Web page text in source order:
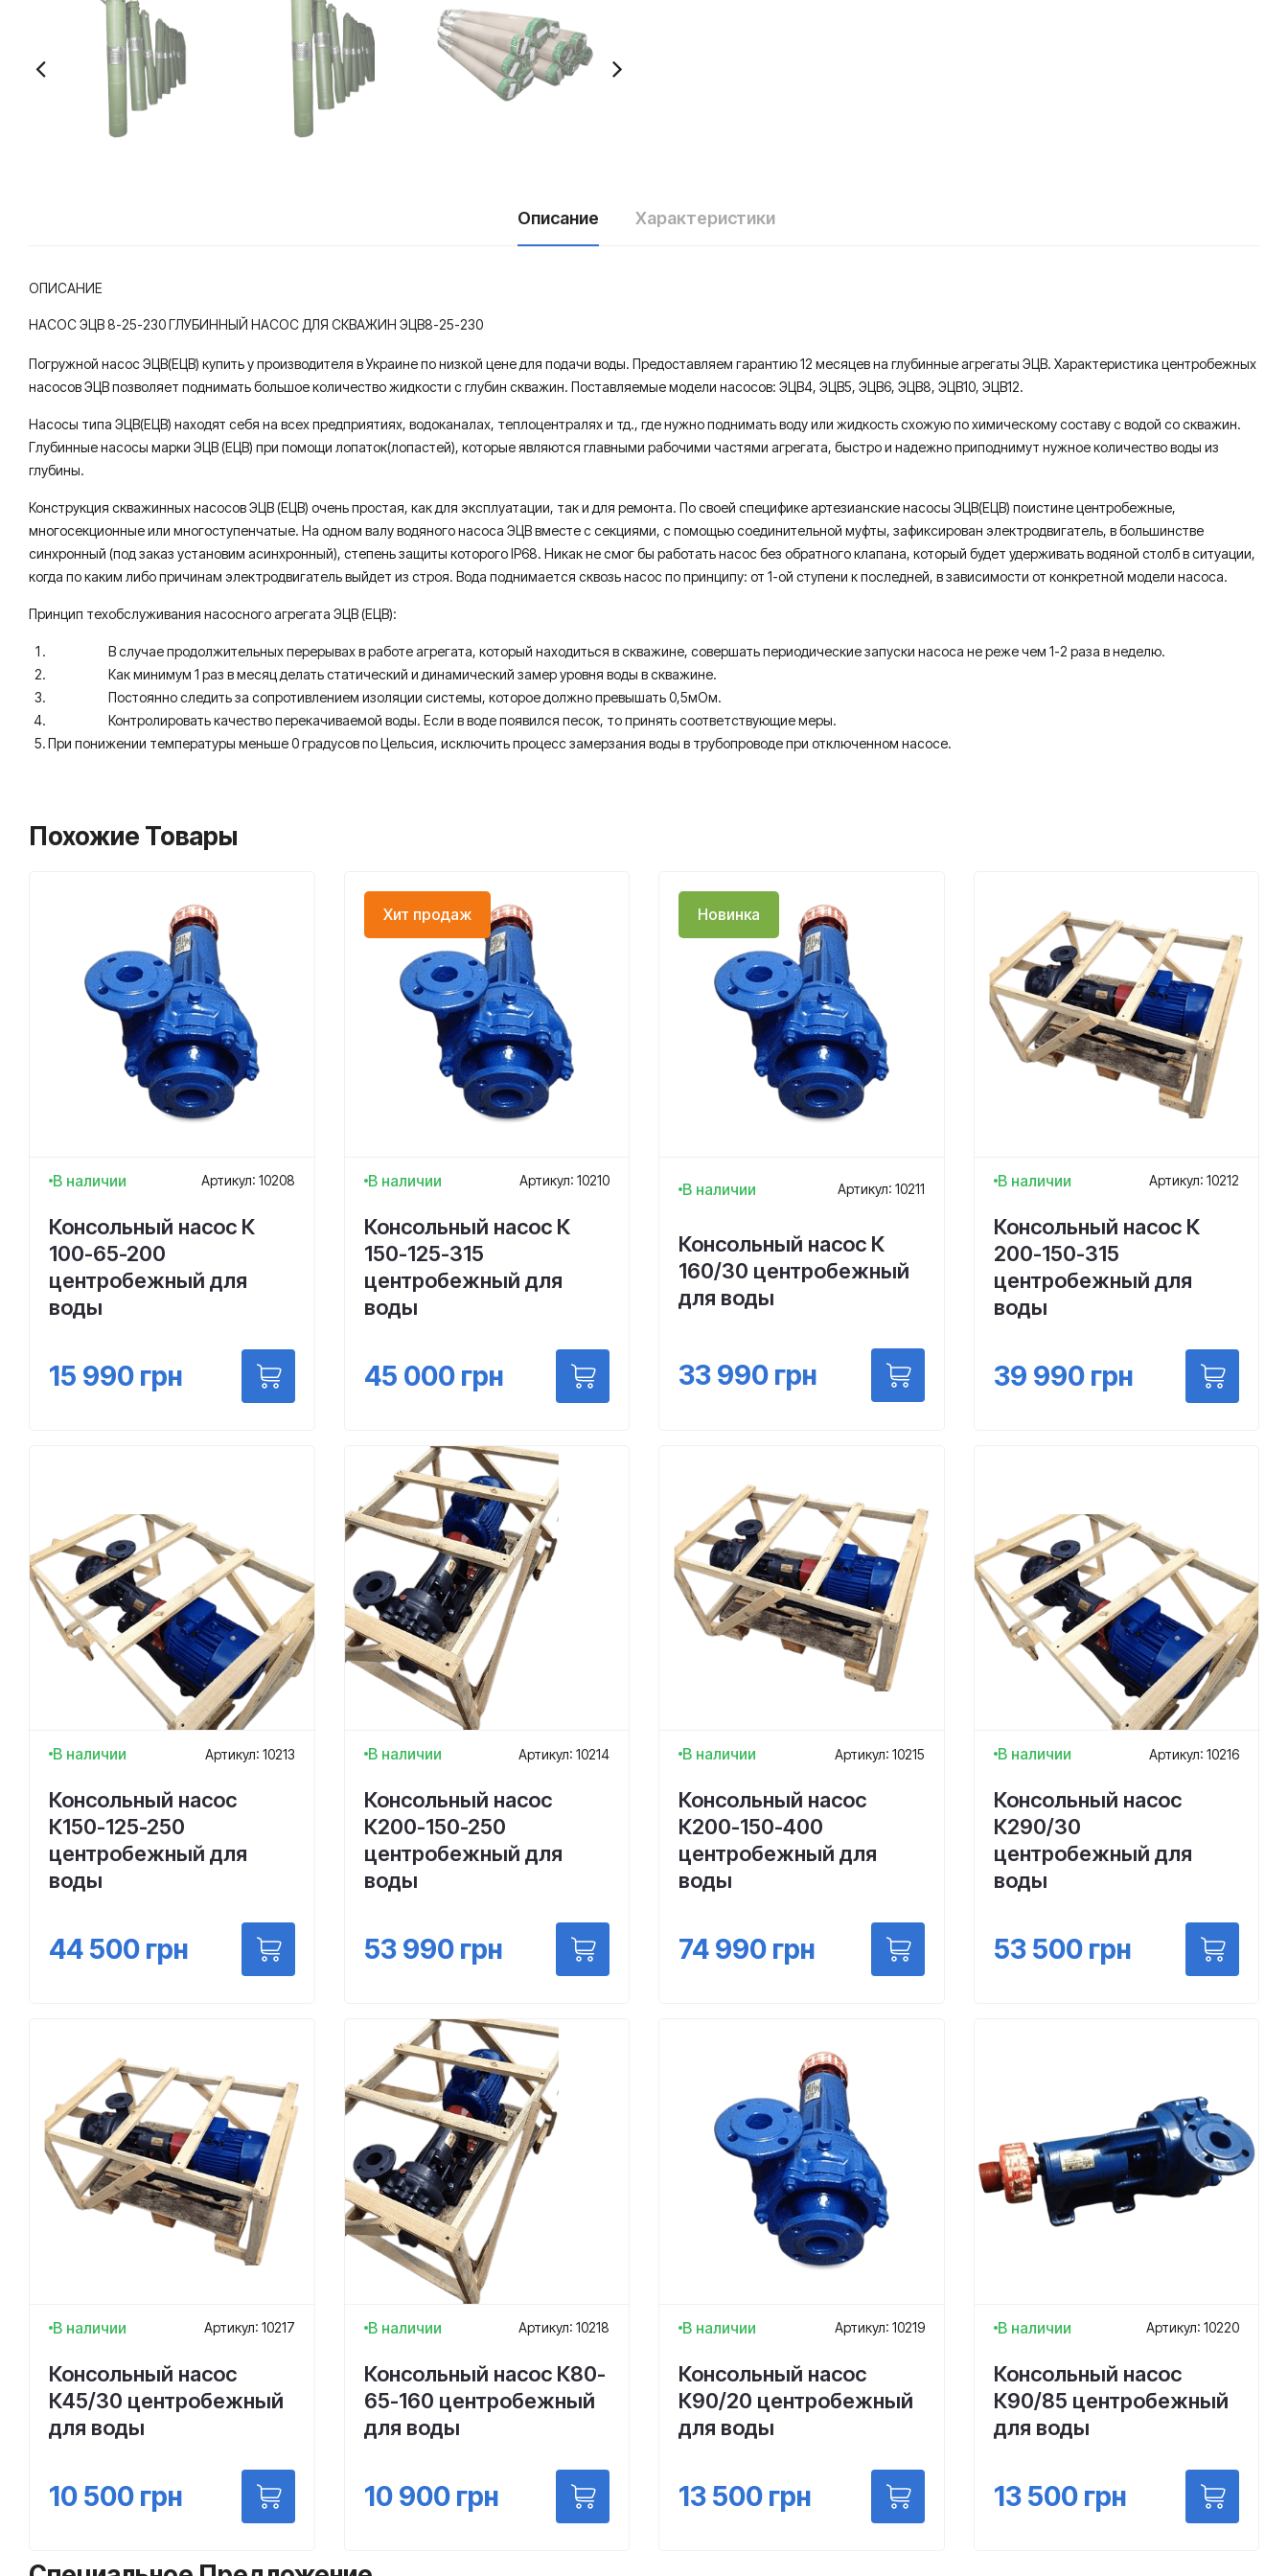
Описание Характеристики
ОПИСАНИЕ
НАСОС ЭЦВ 8-25-230 ГЛУБИННЫЙ НАСОС ДЛЯ СКВАЖИН ЭЦВ8-25-230
Погружной насос ЭЦВ(ЕЦВ) купить у производителя в Украине по низкой цене для подачи воды. Предоставляем гарантию 12 месяцев на глубинные агрегаты ЭЦВ. Характеристика центробежных
насосов ЭЦВ позволяет поднимать большое количество жидкости с глубин скважин. Поставляемые модели насосов: ЭЦВ4, ЭЦВ5, ЭЦВ6, ЭЦВ8, ЭЦВ10, ЭЦВ12.
Насосы типа ЭЦВ(ЕЦВ) находят себя на всех предприятиях, водоканалах, теплоцентралях и тд., где нужно поднимать воду или жидкость схожую по химическому составу с водой со скважин.
Глубинные насосы марки ЭЦВ (ЕЦВ) при помощи лопаток(лопастей), которые являются главными рабочими частями агрегата, быстро и надежно приподнимут нужное количество воды из
глубины.
Конструкция скважинных насосов ЭЦВ (ЕЦВ) очень простая, как для эксплуатации, так и для ремонта. По своей специфике артезианские насосы ЭЦВ(ЕЦВ) поистине центробежные,
многосекционные или многоступенчатые. На одном валу водяного насоса ЭЦВ вместе с секциями, с помощью соединительной муфты, зафиксирован электродвигатель, в большинстве
синхронный (под заказ установим асинхронный), степень защиты которого IP68. Никак не смог бы работать насос без обратного клапана, который будет удерживать водяной столб в ситуации,
когда по каким либо причинам электродвигатель выйдет из строя. Вода поднимается сквозь насос по принципу: от 1-ой ступени к последней, в зависимости от конкретной модели насоса.
Принцип техобслуживания насосного агрегата ЭЦВ (ЕЦВ):
В случае продолжительных перерывах в работе агрегата, который находиться в скважине, совершать периодические запуски насоса не реже чем 1-2 раза в неделю.
Как минимум 1 раз в месяц делать статический и динамический замер уровня воды в скважине.
Постоянно следить за сопротивлением изоляции системы, которое должно превышать 0,5мОм.
Контролировать качество перекачиваемой воды. Если в воде появился песок, то принять соответствующие меры.
При понижении температуры меньше 0 градусов по Цельсия, исключить процесс замерзания воды в трубопроводе при отключенном насосе.
Похожие Товары
В наличии Артикул: 10208
Консольный насос К
100-65-200
центробежный для
воды
15 990 грн
Хит продаж
В наличии Артикул: 10210
Консольный насос К
150-125-315
центробежный для
воды
45 000грн
Новинка
В наличии Артикул: 10211
Консольный насос К
160/30 центробежный
для воды
33 990 грн
В наличии Артикул: 10212
Консольный насос К
200-150-315
центробежный для
воды
39 990грн
В наличии Артикул: 10213
Консольный насос
К150-125-250
центробежный для
воды
44 500 грн
В наличии Артикул: 10214
Консольный насос
К200-150-250
центробежный для
воды
53 990грн
В наличии Артикул: 10215
Консольный насос
К200-150-400
центробежный для
воды
74 990 грн
В наличии Артикул: 10216
Консольный насос
К290/30
центробежный для
воды
53 500грн
В наличии Артикул: 10217
Консольный насос
К45/30 центробежный
для воды
10 500 грн
В наличии Артикул: 10218
Консольный насос К80-
65-160 центробежный
для воды
10 900грн
В наличии Артикул: 10219
Консольный насос
К90/20 центробежный
для воды
13 500 грн
В наличии Артикул: 10220
Консольный насос
К90/85 центробежный
для воды
13 500грн